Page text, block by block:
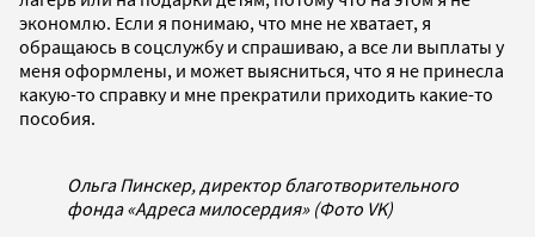
экономлю. Если я понимаю, что мне не хватает, я
обращаюсь в соцслужбу и спрашиваю, а все ли выплаты у
меня оформлены, и может выясниться, что я не принесла
какую-то справку и мне прекратили приходить какие-то
пособия.
Ольга Пинскер, директор благотворительного
фонда «Адреса милосердия» (Фото VK)